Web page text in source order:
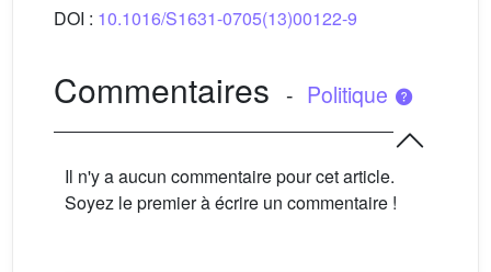
DOI : 10.1016/S1631-0705(13)00122-9
Commentaires - Politique
Il n'y a aucun commentaire pour cet article.
Soyez le premier à écrire un commentaire !